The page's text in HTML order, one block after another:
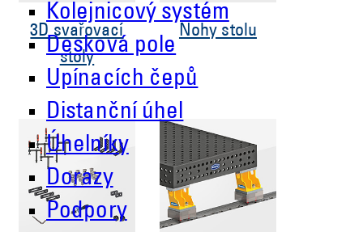
Kolejnicový systém
Desková pole
Upínacích čepů
Distanční úhel
Úhelníky
Dorazy
Podpory
3D svařovací
stoly
Nohy stolu